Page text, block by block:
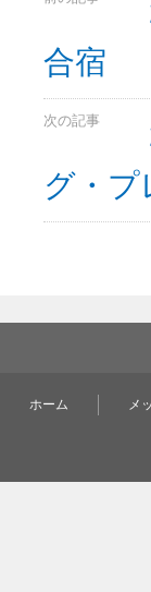
合宿
次の記事
グ・
ホーム メ